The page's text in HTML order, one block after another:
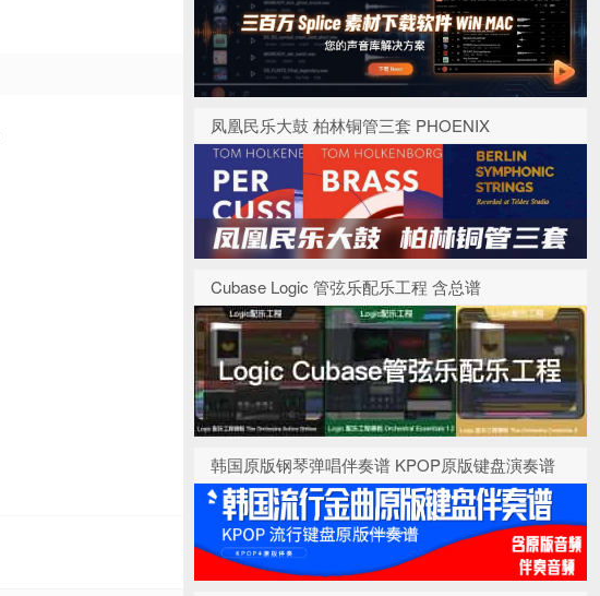
凤凰民乐大鼓 柏林铜管三套 PHOENIX
Cubase Logic 管弦乐配乐工程 含总谱
韩国原版钢琴弹唱伴奏谱 KPOP原版键盘演奏谱